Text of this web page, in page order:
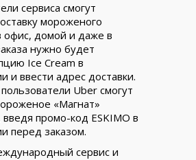
сервиса смогут
мороженого
офис, домой и даже в
нужно будет
Ice Cream в
и ввести адрес доставки.
Uber смогут
«Магнат»
введя промо-код ESKIMO в
перед заказом.
сервис и